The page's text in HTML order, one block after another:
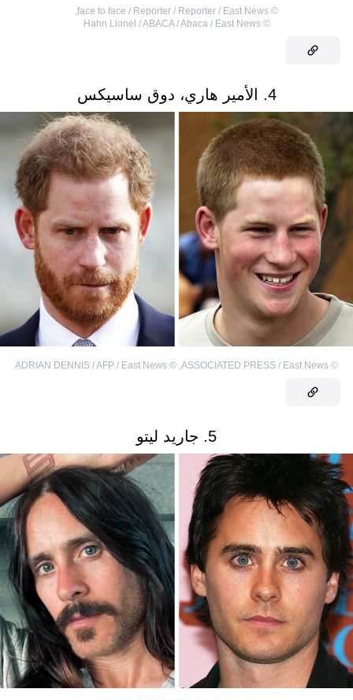
©
face to face / Reporter / Reporter / East News
,
©
Hahn Lionel / ABACA / Abaca / East News
4. الأمير هاري، دوق ساسيكس
©
ASSOCIATED PRESS / East News
©
ADRIAN DENNIS / AFP / East News
5. جاريد ليتو